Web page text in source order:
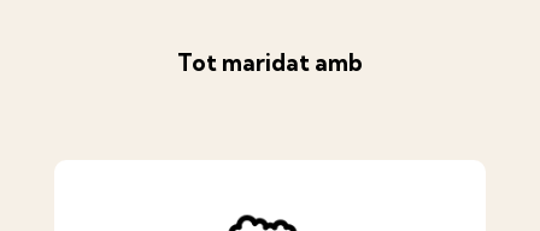
Tot maridat amb